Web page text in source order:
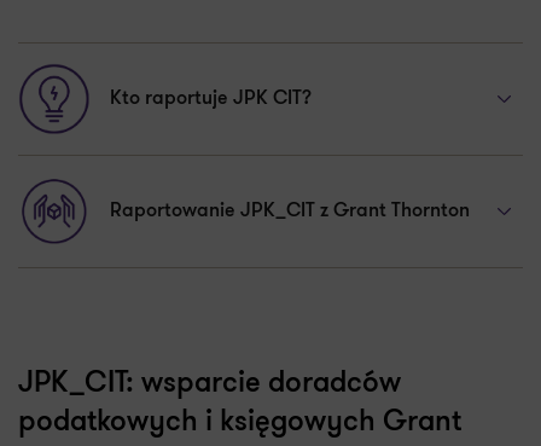
Kto raportuje JPK CIT?
Raportowanie JPK_CIT z Grant Thornton
JPK_CIT: wsparcie doradców
podatkowych i księgowych Grant